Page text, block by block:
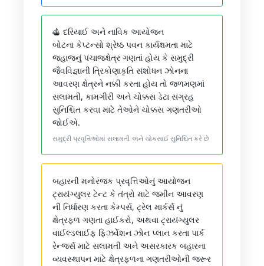
⛵ દરિયાઈ અને નાવિક આયોજન
બોટના કેપ્ટન્સો શ્રેષ્ઠ પવન કાર્યક્ષમતા માટે
જહાજનું પંચાજક્ષેત્ર ગણતાં હોય કે સમુદ્રી
જૈવવિજ્ઞાની ત્રિકોણાકૃતિ સંશોધન ઝોનના
આવરણ ક્ષેત્રને નક્કી કરતા હોય તો જળમણમાં
સલામતી, કામગીરી અને ચોક્કસ ડેટા સંગ્રહ
સુનિશ્ચિત કરવા માટે તેઓને ચોક્કસ ગણતરીઓ
જોઈએ.
સમુદ્રી પ્રવૃત્તિઓમાં સલામતી અને ચોકસાઈ સુનિશ્ચિત કરે છે
બહારની મનોરંજક પ્રવૃત્તિઓનું આયોજન
ટ્રાયંગ્યુલર ટેન્ટ કે તંત્રો માટે જમીન આવરણ
ની નિર્ધારણ કરતા કેમ્પર્સ, ટ્રેલ માર્કર્સ નું
ક્ષેત્રફળ ગણતા હાઈકરો, અથવા ટ્રાયંગ્યુલર
વાઈલ્ડલાઈફ ફિઝર્વેશન ઝોન પ્લાન કરતા પાર્ક
રેન્જર્સ માટે સલામતી અને અસરકારક બહારના
વ્યવસ્થાપન માટે ક્ષેત્રફળના ગણતરીઓની જરૂર